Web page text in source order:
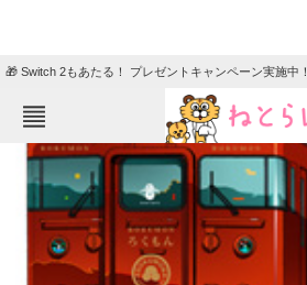
🎁 Switch 2もあたる！ プレゼントキャンペーン実施中！
ねとらぼメニュー
TOP ニュース
エンタメ クイズ
グルメ